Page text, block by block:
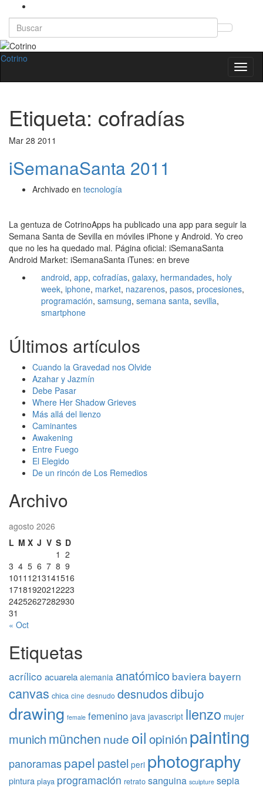
de
Search
for:
la
Cotrino
Etiqueta: cofradías
Mar 28 2011
iSemanaSanta 2011
Archivado en tecnología
La gentuza de CotrinoApps ha publicado una app para seguir la
Semana Santa de Sevilla en móviles iPhone y Android. Yo creo
que no les ha quedado mal. Página oficial: iSemanaSanta
Android Market: iSemanaSanta iTunes: en breve
android, app, cofradías, galaxy, hermandades, holy
week, iphone, market, nazarenos, pasos, procesiones,
programación, samsung, semana santa, sevilla,
smartphone
Últimos artículos
Cuando la Gravedad nos Olvide
Azahar y Jazmín
Debe Pasar
Where Her Shadow Grieves
Más allá del lienzo
Caminantes
Awakening
Entre Fuego
El Elegido
De un rincón de Los Remedios
Archivo
agosto 2026
L M X J V S D
1 2
3 4 5 6 7 8 9
1011 1213141516
17181920212223
24252627282930
31
« Oct
Etiquetas
acrílico acuarela alemania anatómico baviera bayern
canvas chica cine desnudo desnudosdibujo
drawing female femenino java javascript lienzo mujer
munich münchen nude oil opinión painting
panoramaspapel pastel perl photography
pintura playa programación retrato sanguina sculpture sepia